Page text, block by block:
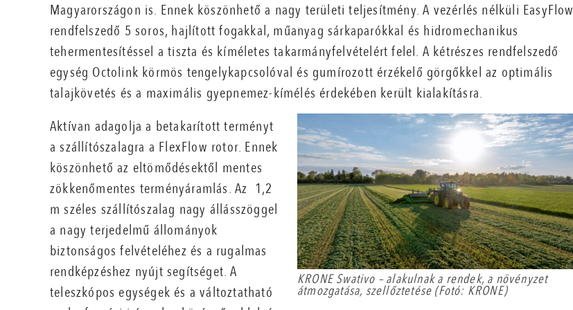
Magyarországon is. Ennek köszönhető a nagy területi teljesítmény. A vezérlés nélküli EasyFlow
rendfelszedő 5 soros, hajlított fogakkal, műanyag sárkaparókkal és hidromechanikus
tehermentesítéssel a tiszta és kíméletes takarmányfelvételért felel. A kétrészes rendfelszedő
egység Octolink körmös tengelykapcsolóval és gumírozott érzékelő görgőkkel az optimális
talajkövetés és a maximális gyepnemez-kímélés érdekében került kialakításra.
KRONE Swativo – alakulnak a rendek, a növényzet
átmozgatása, szellőztetése (Fotó: KRONE)
Aktívan adagolja a betakarított terményt
a szállítószalagra a FlexFlow rotor. Ennek
köszönhető az eltömődésektől mentes
zökkenőmentes terményáramlás. Az 1,2
m széles szállítószalag nagy állásszöggel
a nagy terjedelmű állományok
biztonságos felvételéhez és a rugalmas
rendképzéshez nyújt segítséget.A
teleszkópos egységek és a változtatható